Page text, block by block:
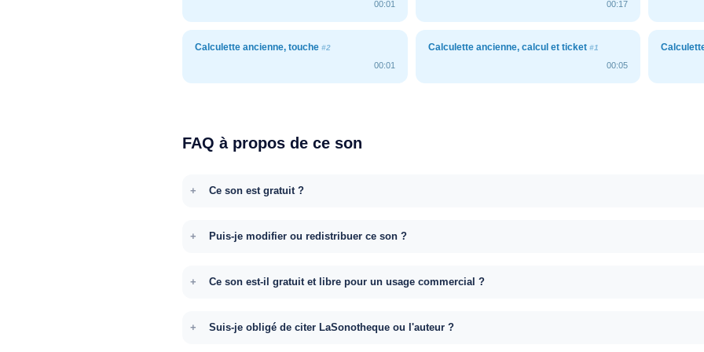
00:01 00:17
Calculette ancienne, touche #2
00:01
Calculette ancienne, calcul et ticket #1
00:05
FAQ à propos de ce son
Ce son est gratuit ?
Puis-je modifier ou redistribuer ce son ?
Ce son est-il gratuit et libre pour un usage commercial ?
Suis-je obligé de citer LaSonotheque ou l'auteur ?